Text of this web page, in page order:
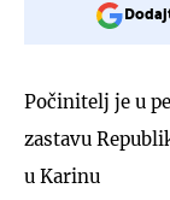
Počinitelj je u
zastavu
u Karinu